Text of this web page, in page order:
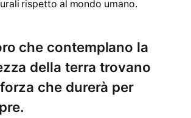
rispetto al mondo umano.
che contemplano la
della terra trovano
che durerà per